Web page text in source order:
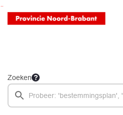
Ga naar de inhoud van deze pagina
Ga naar het zoeken
Ga naar het menu
Zoeken